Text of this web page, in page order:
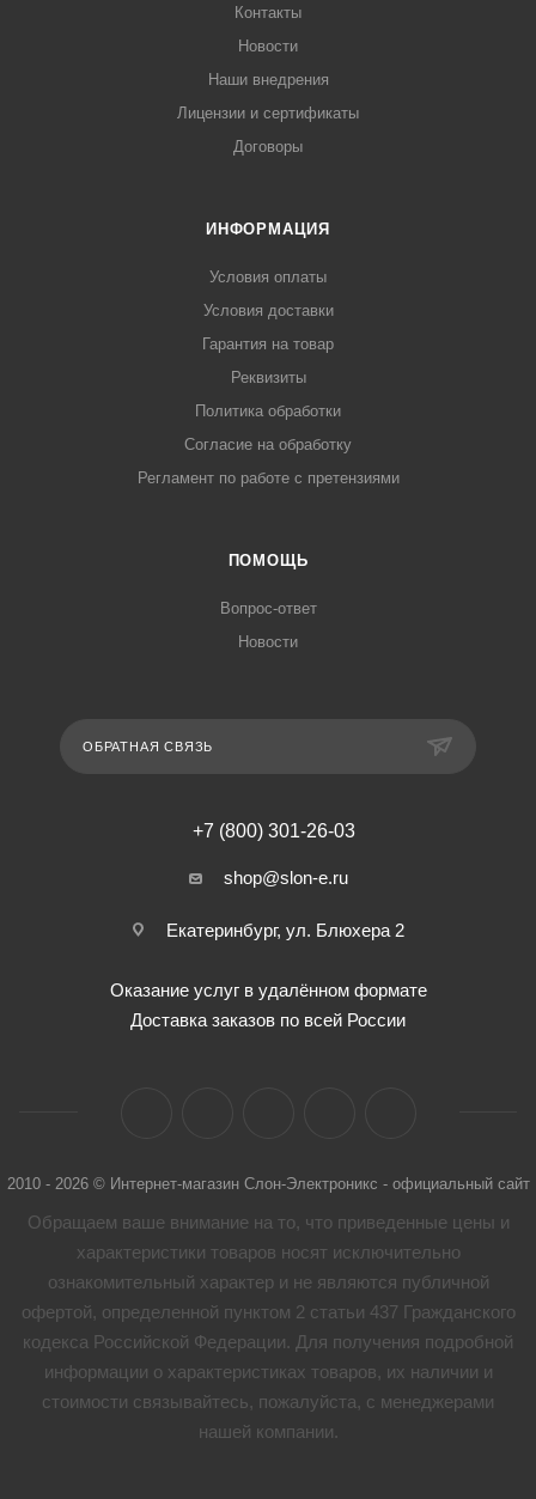
Контакты
Новости
Наши внедрения
Лицензии и сертификаты
Договоры
ИНФОРМАЦИЯ
Условия оплаты
Условия доставки
Гарантия на товар
Реквизиты
Политика обработки
Согласие на обработку
Регламент по работе с претензиями
ПОМОЩЬ
Вопрос-ответ
Новости
ОБРАТНАЯ СВЯЗЬ
+7 (800) 301-26-03
shop@slon-e.ru
Екатеринбург, ул. Блюхера 2
Оказание услуг в удалённом формате
Доставка заказов по всей России
2010 - 2026 © Интернет-магазин Слон-Электроникс - официальный сайт
Обращаем ваше внимание на то, что приведенные цены и
характеристики товaров носят исключительно
ознакомительный характер и не являются публичной
офертой, определенной пунктом 2 статьи 437 Гражданского
кодекса Российской Федерации. Для получения подробной
информации о характеристиках товaров, их наличии и
стоимости связывайтесь, пожалуйста, с менеджерами
нашей компании.